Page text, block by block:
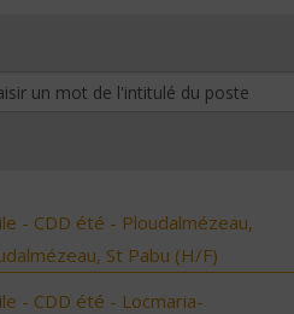
- CDD été - Ploudalmézeau,
St Pabu (H/F)
- CDD été - Locmaria-